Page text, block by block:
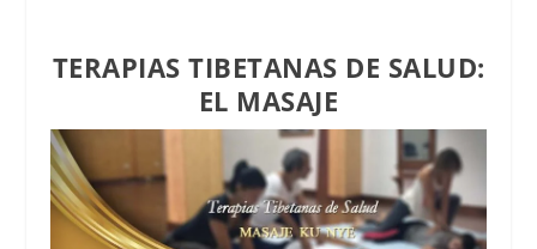
TERAPIAS TIBETANAS DE SALUD:
EL MASAJE